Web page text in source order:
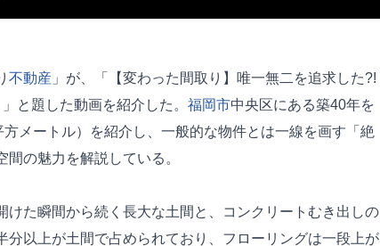
不動産 」が、「【変わった間取り】唯一無二を追求した?!
と題した動画を紹介した。 福岡市中央区にある築40年を
メートル）を紹介し、一般的な物件とは一線を画す「絶
の魅力を解説している。
けた瞬間から続く長大な土間と、コンクリートむき出しの
分以上が土間で占められており、フローリングは一段上が